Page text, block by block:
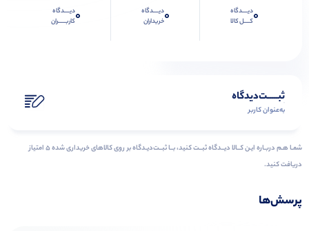
0دیــــدگاه
کــــل کالا
0دیــــدگاه
خریداران
0دیــــدگاه
کاربـــــران
ثبـــــت‌دیدگاه
به‌عنوان کاربر
شمـا هـم دربـاره ایـن کــالا دیــدگاه ثبــت کنید، بــا ثبــت‌دیـدگاه بر روی کالاهای خریداری شده ۵ امتیاز
دریافت کنید.
پرسش‌ها